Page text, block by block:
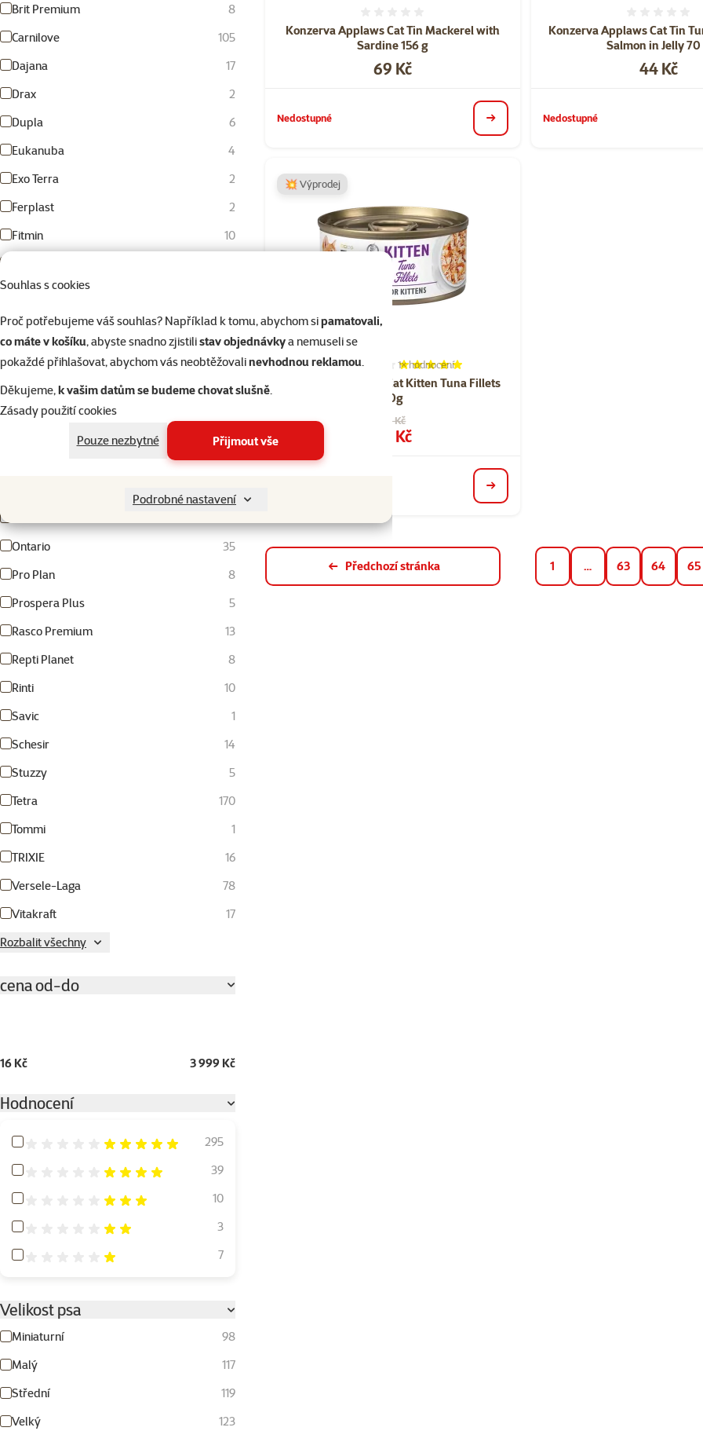
Souhlas s cookies
Proč potřebujeme váš souhlas? Například k tomu, abychom sipamatovali,
co máte v košíku, abyste snadno zjistilistav objednávkya nemuseli se
pokaždé přihlašovat, abychom vás neobtěžovalinevhodnou reklamou.
Děkujeme,k vašim datům se budeme chovat slušně.
Zásady použití cookies
Pouze nezbytné
Přijmout vše
Podrobné nastavení
Brit Premium
8
Carnilove
105
Dajana
17
Drax
2
Dupla
6
Eukanuba
4
Exo Terra
2
Ferplast
2
Fitmin
10
Hill's
I love pets
64
IAMS
21
Kattovit
24
42
Ontario
35
Pro Plan
8
Prospera Plus
5
Rasco Premium
13
Repti Planet
8
Rinti
10
Savic
1
Schesir
14
Stuzzy
5
Tetra
170
Tommi
1
TRIXIE
16
Versele-Laga
78
Vitakraft
17
Rozbalit všechny
cena od-do
16 Kč 3 999 Kč
Hodnocení
Hodnocení 100%
295
Hodnocení 80%
39
Hodnocení 60%
10
Hodnocení 40%
3
Hodnocení 20%
7
Velikost psa
Miniaturní
98
Malý
117
Střední
119
Velký
123
Konzerva Applaws Cat Tin Mackerel with
Sardine 156 g
Cena
69 Kč
Nedostupné detail
Konzerva Applaws Cat Tin
Salmon in Jelly 70
Cena
44 Kč
Nedostupné
Konzerva Brit Care Cat Kitten Tuna Fillets
70g
Hodnocení 100%, počet hodnocení: 1
1×hodnocení
Původní cena
48 Kč
Cena
28 Kč
💥 Výprodej
detail
Předchozí stránka 1 … 63 64 65